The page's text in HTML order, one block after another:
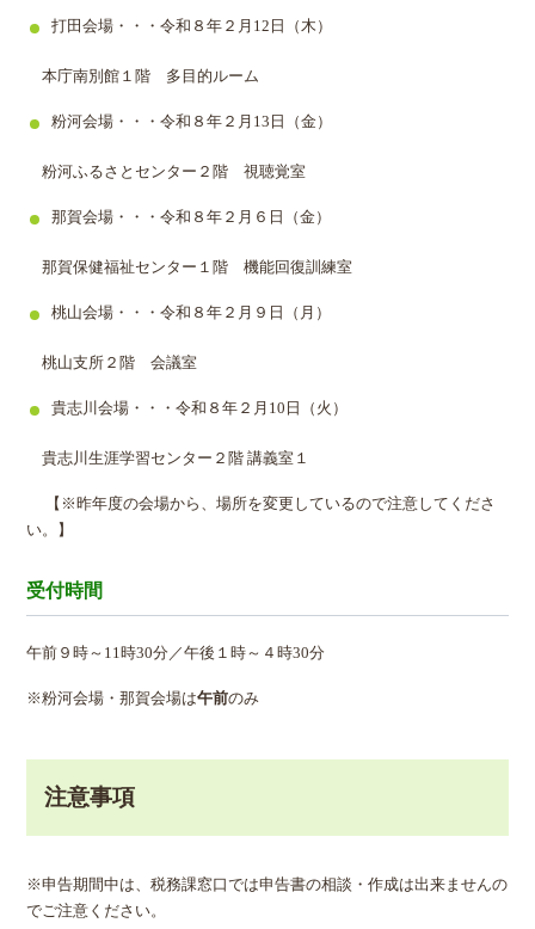
打田会場・・・令和８年２月12日（木）
本庁南別館１階 多目的ルーム
粉河会場・・・令和８年２月13日（金）
粉河ふるさとセンター２階 視聴覚室
那賀会場・・・令和８年２月６日（金）
那賀保健福祉センター１階 機能回復訓練室
桃山会場・・・令和８年２月９日（月）
桃山支所２階 会議室
貴志川会場・・・令和８年２月10日（火）
貴志川生涯学習センター２階 講義室１
【※昨年度の会場から、場所を変更しているので注意してくださ
い。】
受付時間
午前９時～11時30分／午後１時～４時30分
※粉河会場・那賀会場は午前のみ
注意事項
※申告期間中は、税務課窓口では申告書の相談・作成は出来ませんの
でご注意ください。